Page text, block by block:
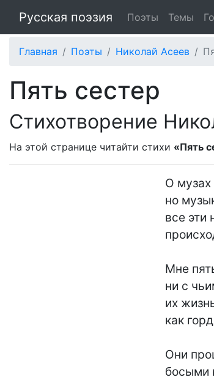
Русская поэзия Поэты Темы
Главная Поэты Николай Асеев
Пять сестер
Стихотворение
На этой странице читайти стихи «Пять
О музах
но
все
Мне
ни с
их
как
Они
босыми